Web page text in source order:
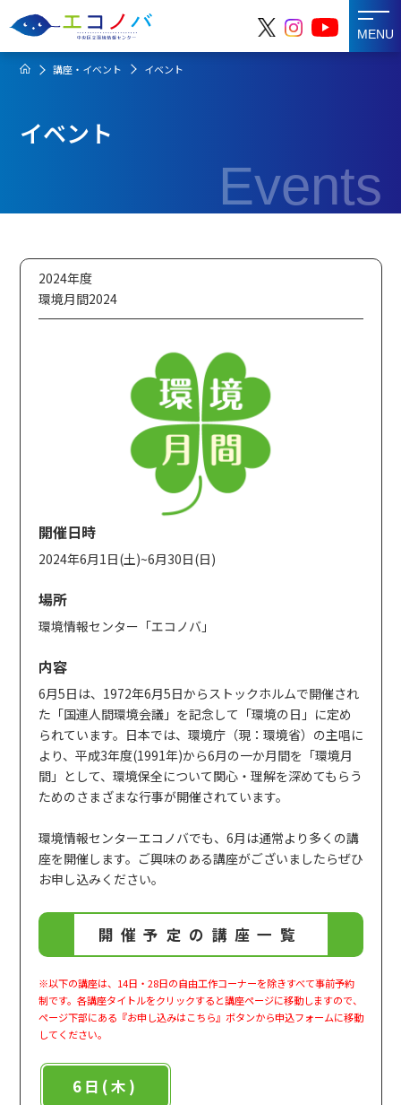
MENU
講座・イベント イベント
イベント
Events
2024年度
環境月間2024
開催日時
2024年6月1日(土)~6月30日(日)
場所
環境情報センター「エコノバ」
内容
6月5日は、1972年6月5日からストックホルムで開催され
た「国連人間環境会議」を記念して「環境の日」に定め
られています。日本では、環境庁（現：環境省）の主唱に
より、平成3年度(1991年)から6月の一か月間を「環境月
間」として、環境保全について関心・理解を深めてもらう
ためのさまざまな行事が開催されています。
環境情報センターエコノバでも、6月は通常より多くの講
座を開催します。ご興味のある講座がございましたらぜひ
お申し込みください。
開催予定の講座一覧
※以下の講座は、14日・28日の自由工作コーナーを除きすべて事前予約
制です。各講座タイトルをクリックすると講座ページに移動しますので、
ページ下部にある『お申し込みはこちら』ボタンから申込フォームに移動
してください。
6日(木)